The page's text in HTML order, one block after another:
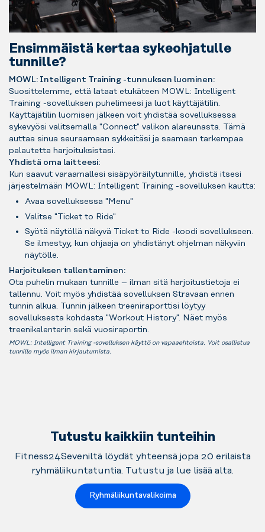
Ensimmäistä kertaa sykeohjatulle
tunnille?
MOWL: Intelligent Training -tunnuksen luominen:
Suosittelemme, että lataat etukäteen MOWL: Intelligent
Training -sovelluksen puhelimeesi ja luot käyttäjätilin.
Käyttäjätilin luomisen jälkeen voit yhdistää sovelluksessa
sykevyösi valitsemalla "Connect" valikon alareunasta. Tämä
auttaa sinua seuraamaan sykkeitäsi ja saamaan tarkempaa
palautetta harjoituksistasi.
Yhdistä oma laitteesi:
Kun saavut varaamallesi sisäpyöräilytunnille, yhdistä itsesi
järjestelmään MOWL: Intelligent Training -sovelluksen kautta:
Avaa sovelluksessa "Menu"
Valitse "Ticket to Ride"
Syötä näytöllä näkyvä Ticket to Ride -koodi sovellukseen.
Se ilmestyy, kun ohjaaja on yhdistänyt ohjelman näkyviin
näytölle.
Harjoituksen tallentaminen:
Ota puhelin mukaan tunnille – ilman sitä harjoitustietoja ei
tallennu. Voit myös yhdistää sovelluksen Stravaan ennen
tunnin alkua. Tunnin jälkeen treeniraporttisi löytyy
sovelluksesta kohdasta "Workout History". Näet myös
treenikalenterin sekä vuosiraportin.
MOWL: Intelligent Training -sovelluksen käyttö on vapaaehtoista. Voit osallistua
tunnille myös ilman kirjautumista.
Tutustu kaikkiin tunteihin
Fitness24Seveniltä löydät yhteensä jopa 20 erilaista
ryhmäliikuntatuntia. Tutustu ja lue lisää alta.
Ryhmäliikuntavalikoima